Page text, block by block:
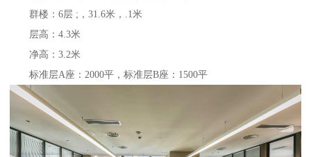
群楼：6层 ;，31.6米，.1米
层高：4.3米
净高：3.2米
标准层A座：2000平，标准层B座：1500平